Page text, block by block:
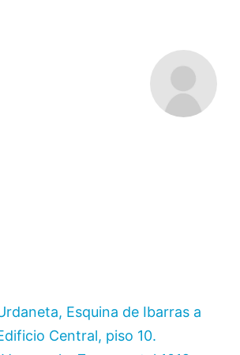
Esquina de Ibarras a
Central, piso 10.